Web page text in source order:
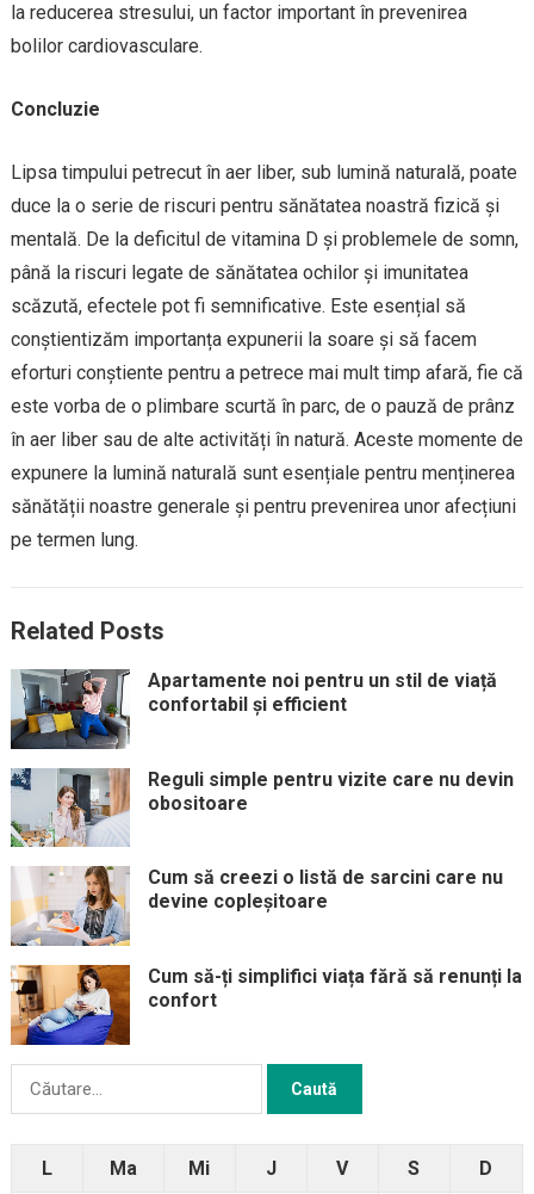
la reducerea stresului, un factor important în prevenirea
bolilor cardiovasculare.
Concluzie
Lipsa timpului petrecut în aer liber, sub lumină naturală, poate
duce la o serie de riscuri pentru sănătatea noastră fizică și
mentală. De la deficitul de vitamina D și problemele de somn,
până la riscuri legate de sănătatea ochilor și imunitatea
scăzută, efectele pot fi semnificative. Este esențial să
conștientizăm importanța expunerii la soare și să facem
eforturi conștiente pentru a petrece mai mult timp afară, fie că
este vorba de o plimbare scurtă în parc, de o pauză de prânz
în aer liber sau de alte activități în natură. Aceste momente de
expunere la lumină naturală sunt esențiale pentru menținerea
sănătății noastre generale și pentru prevenirea unor afecțiuni
pe termen lung.
Related Posts
Apartamente noi pentru un stil de viață
confortabil și efficient
Reguli simple pentru vizite care nu devin
obositoare
Cum să creezi o listă de sarcini care nu
devine copleșitoare
Cum să-ți simplifici viața fără să renunți la
confort
L Ma Mi J V S D